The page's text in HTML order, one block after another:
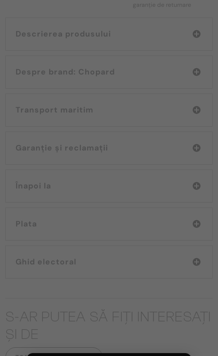
garanție de returnare
Descrierea produsului
Despre brand: Chopard
Transport maritim
Garanție și reclamații
Înapoi la
Plata
Ghid electoral
S-AR PUTEA SĂ FIȚI INTERESAȚI
ȘI DE